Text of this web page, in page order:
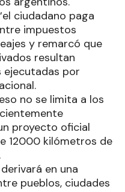
ciudadano paga
impuestos
y remarcó que
resultan
ejecutadas por
no se limita a los
proyecto oficial
12000 kilómetros de
en una
pueblos, ciudades